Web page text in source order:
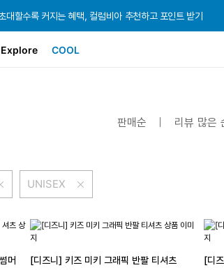
대할수록 커지는 혜택, 컬럼비아 추천하고 포인트 받기
대할수록 커지는 혜택, 컬럼비아 추천하고 포인트 받기
대할수록 커지는 혜택, 컬럼비아 추천하고 포인트 받기
Explore COOL
판매순 리뷰 많은
UNISEX
머
[디즈니] 키즈 미키 그래픽 반팔 티셔츠
[디